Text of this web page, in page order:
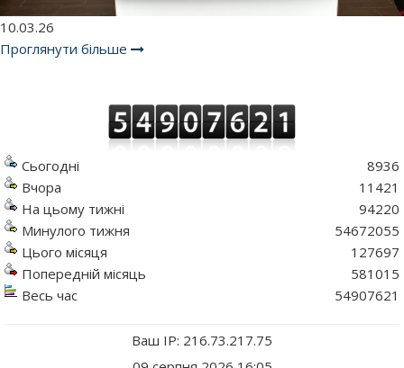
10.03.26
Проглянути більше
Сьогодні
Вчора
На цьому тижні
Минулого тижня
Цього місяця
Попередній місяць
Весь час
8936
11421
94220
54672055
127697
581015
54907621
Ваш IP: 216.73.217.75